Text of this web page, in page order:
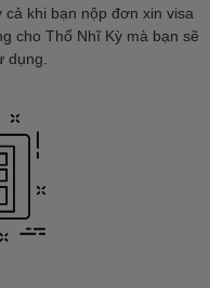
khi bạn nộp đơn xin visa
cho Thổ Nhĩ Kỳ mà bạn sẽ
dụng.